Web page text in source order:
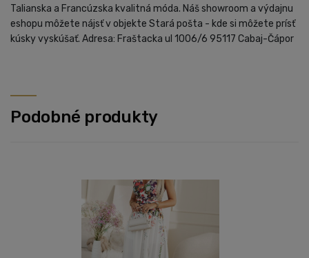
Talianska a Francúzska kvalitná móda. Náš showroom a výdajnu
eshopu môžete nájsť v objekte Stará pošta - kde si môžete prísť
kúsky vyskúšať. Adresa: Fraštacka ul 1006/6 95117 Cabaj-Čápor
Podobné produkty